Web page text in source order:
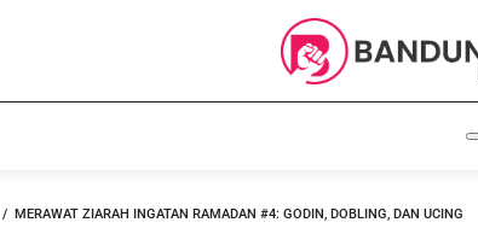
MERAWAT ZIARAH INGATAN RAMADAN #4: GODIN, DOBLING, DAN UCING